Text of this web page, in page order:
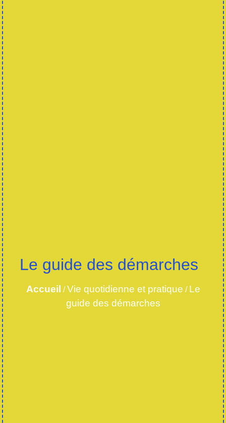
Le guide des démarches
Accueil /Vie quotidienne et pratique / Le
guide des démarches